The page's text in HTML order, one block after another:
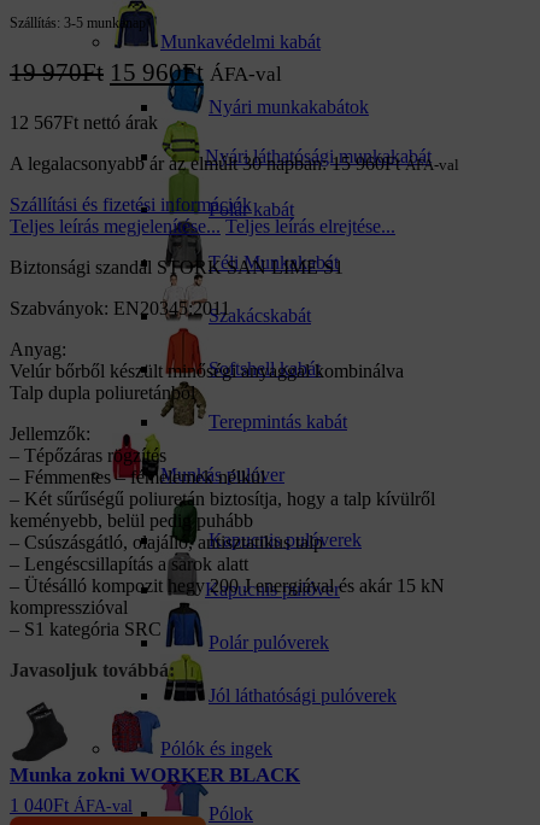
Munkavédelmi kabát
Nyári munkakabátok
Nyári láthatósági munkakabát
Polár kabát
Téli Munkakabát
Szakácskabát
Softshell kabát
Terepmintás kabát
Munkás pulóver
Kapucnis pulóverek
Kapucnis pulóver
Polár pulóverek
Jól láthatósági pulóverek
Pólók és ingek
Pólok
Szállítás: 3-5 munkanap
19 970Ft 15 960Ft ÁFA-val
12 567Ft nettó árak
A legalacsonyabb ár az elmúlt 30 napban:15 960Ft ÁFA-val
Szállítási és fizetési információk
Teljes leírás megjelenítése... Teljes leírás elrejtése...
Biztonsági szandál STORK SAN LIME S1
Szabványok: EN20345:2011
Anyag:
Velúr bőrből készült minőségi anyaggal kombinálva
Talp dupla poliuretánból
Jellemzők:
– Tépőzáras rögzítés
– Fémmentes – fémelemek nélkül
– Két sűrűségű poliuretán biztosítja, hogy a talp kívülről
keményebb, belül pedig puhább
– Csúszásgátló, olajálló, antisztatikus talp
– Lengéscsillapítás a sarok alatt
– Ütésálló kompozit hegy 200 J energiával és akár 15 kN
kompresszióval
– S1 kategória SRC
Javasoljuk továbbá:
Munka zokni WORKER BLACK
1 040Ft ÁFA-val